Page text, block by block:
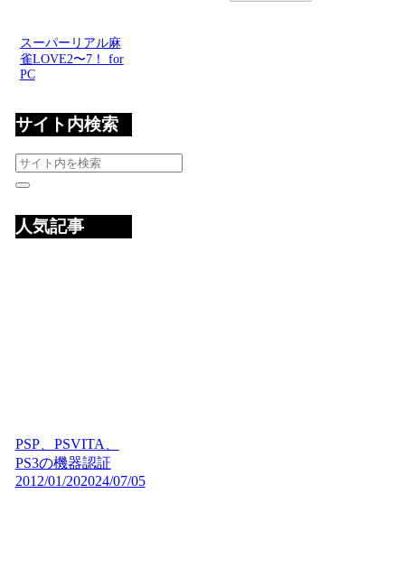
スーパーリアル麻
雀LOVE2〜7！ for
PC
サイト内検索
人気記事
PSP、PSVITA、
PS3の機器認証
2012/01/202024/07/05